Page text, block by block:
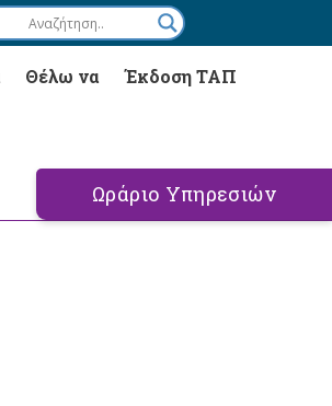
Θέλω να Έκδοση ΤΑΠ
Ωράριο Υπηρεσιών